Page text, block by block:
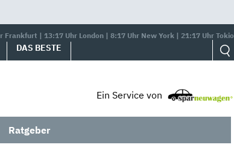
Frankfurt | 13:17 Uhr London | 8:17 Uhr New York | 21:17 Uhr Tokio
DAS BESTE
Ein Service von
Ratgeber